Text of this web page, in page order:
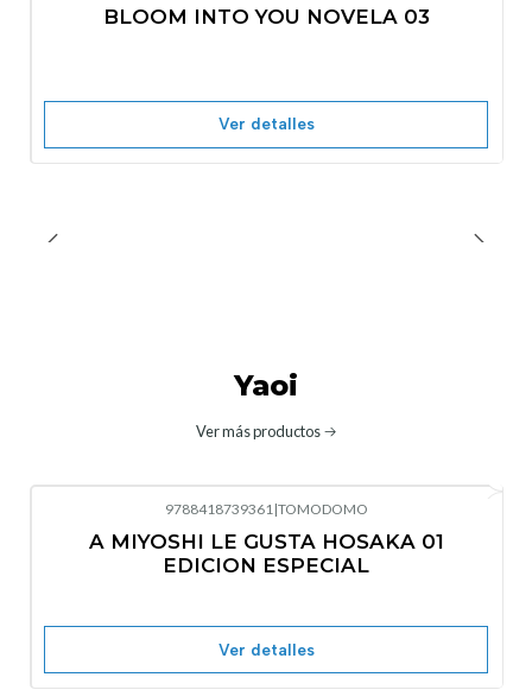
Nuevo
BLOOM INTO YOU NOVELA 03
Ver detalles
Yaoi
Ver más productos
9788418739361 |TOMODOMO
A MIYOSHI LE GUSTA HOSAKA 01
EDICION ESPECIAL
Ver detalles